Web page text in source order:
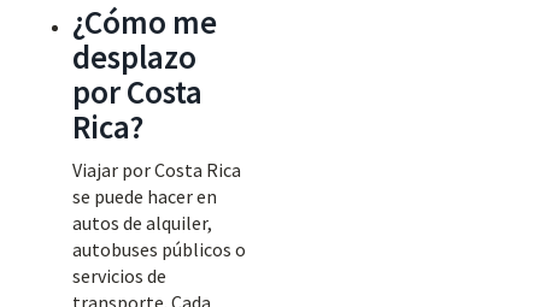
¿Cómo me
desplazo
por Costa
Rica?
Viajar por Costa Rica
se puede hacer en
autos de alquiler,
autobuses públicos o
servicios de
transporte. Cada